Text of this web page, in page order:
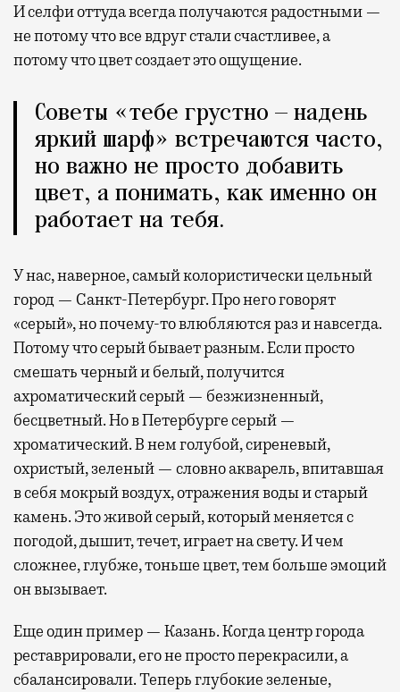
И селфи оттуда всегда получаются радостными —
не потому что все вдруг стали счастливее, а
потому что цвет создает это ощущение.
Советы «тебе грустно — надень
яркий шарф» встречаются часто,
но важно не просто добавить
цвет, а понимать, как именно он
работает на тебя.
У нас, наверное, самый колористически цельный
город — Санкт-Петербург. Про него говорят
«серый», но почему-то влюбляются раз и навсегда.
Потому что серый бывает разным. Если просто
смешать черный и белый, получится
ахроматический серый — безжизненный,
бесцветный. Но в Петербурге серый —
хроматический. В нем голубой, сиреневый,
охристый, зеленый — словно акварель, впитавшая
в себя мокрый воздух, отражения воды и старый
камень. Это живой серый, который меняется с
погодой, дышит, течет, играет на свету. И чем
сложнее, глубже, тоньше цвет, тем больше эмоций
он вызывает.
Еще один пример — Казань. Когда центр города
реставрировали, его не просто перекрасили, а
сбалансировали. Теперь глубокие зеленые,